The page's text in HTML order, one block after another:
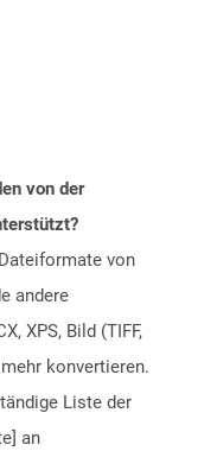
von der
von
andere
XPS, Bild (TIFF,
konvertieren.
Liste der
an